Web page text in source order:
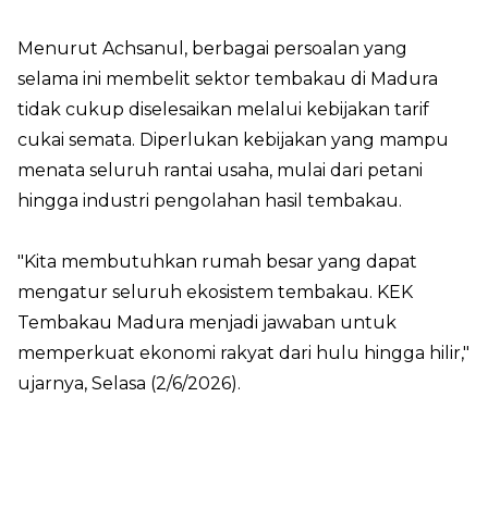
Menurut Achsanul, berbagai persoalan yang
selama ini membelit sektor tembakau di Madura
tidak cukup diselesaikan melalui kebijakan tarif
cukai semata. Diperlukan kebijakan yang mampu
menata seluruh rantai usaha, mulai dari petani
hingga industri pengolahan hasil tembakau.
"Kita membutuhkan rumah besar yang dapat
mengatur seluruh ekosistem tembakau. KEK
Tembakau Madura menjadi jawaban untuk
memperkuat ekonomi rakyat dari hulu hingga hilir,"
ujarnya, Selasa (2/6/2026).